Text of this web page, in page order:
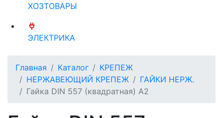
ХОЗТОВАРЫ
ЭЛЕКТРИКА
Главная Каталог
КРЕПЕЖ
НЕРЖАВЕЮЩИЙ КРЕПЕЖ
ГАЙКИ НЕРЖ.
Гайка DIN 557 (квадратная) А2